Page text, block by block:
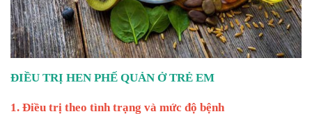
ĐIỀU TRỊ HEN PHẾ QUẢN Ở TRẺ EM
1. Điều trị theo tình trạng và mức độ bệnh